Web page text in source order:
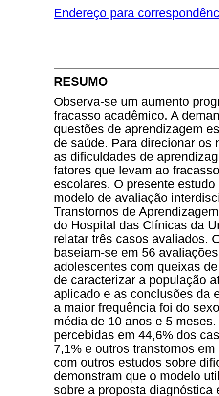
Endereço para
RESUMO
Observa-se um aumento
fracasso acadêmico. A
questões de aprendizagem
de saúde. Para direcionar os
as dificuldades de
fatores que levam ao
escolares. O presente
modelo de avaliação
Transtornos de
do Hospital das Clínicas da
relatar três casos avaliados.
baseiam-se em 56
adolescentes com queixas
de caracterizar a população
aplicado e as conclusões da
a maior frequência foi do
média de 10 anos e 5
percebidas em 44,6% dos
7,1% e outros transtornos
com outros estudos sobre
demonstram que o modelo
sobre a proposta diagnóstica